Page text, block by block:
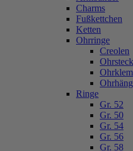
Charms
Fußkettchen
Ketten
Ohrringe
Creolen
Ringe
Gr. 52
Gr. 50
Gr. 54
Gr. 56
Gr. 58